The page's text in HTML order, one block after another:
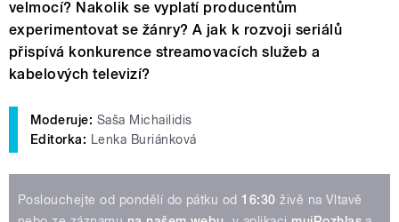
velmocí? Nakolik se vyplatí producentům
experimentovat se žánry? A jak k rozvoji seriálů
přispívá konkurence streamovacích služeb a
kabelových televizí?
Moderuje: Saša Michailidis
Editorka: Lenka Buriánková
Poslouchejte od pondělí do pátku od 16:30 živě na Vltavě